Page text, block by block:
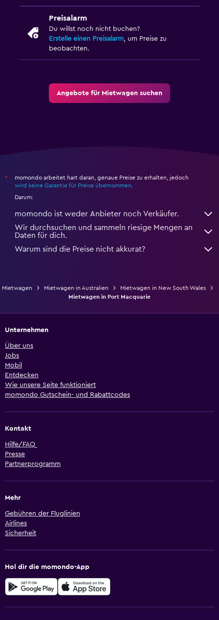
Preisalarm
Du willst noch nicht buchen?
Erstelle einen Preisalarm, um Preise zu
beobachten.
Angebote für Mietwagen suchen
*
momondo arbeitet hart daran, genaue Preise zu erhalten, jedoch
wird keine Garantie für Preise übernommen.
Darum:
momondo ist weder Anbieter noch Verkäufer.
Wir durchsuchen und sammeln riesige Mengen an
Daten für dich.
Warum sind die Preise nicht akkurat?
Mietwagen Mietwagen in Australien
Mietwagen in New South Wales
Mietwagen in Port Macquarie
Unternehmen
Über uns
Jobs
Mobil
Entdecken
Wie unsere Seite funktioniert
momondo Gutschein- und Rabattcodes
Kontakt
Hilfe/FAQ
Presse
Partnerprogramm
Mehr
Gebühren der Fluglinien
Airlines
Sicherheit
Hol dir die momondo-App